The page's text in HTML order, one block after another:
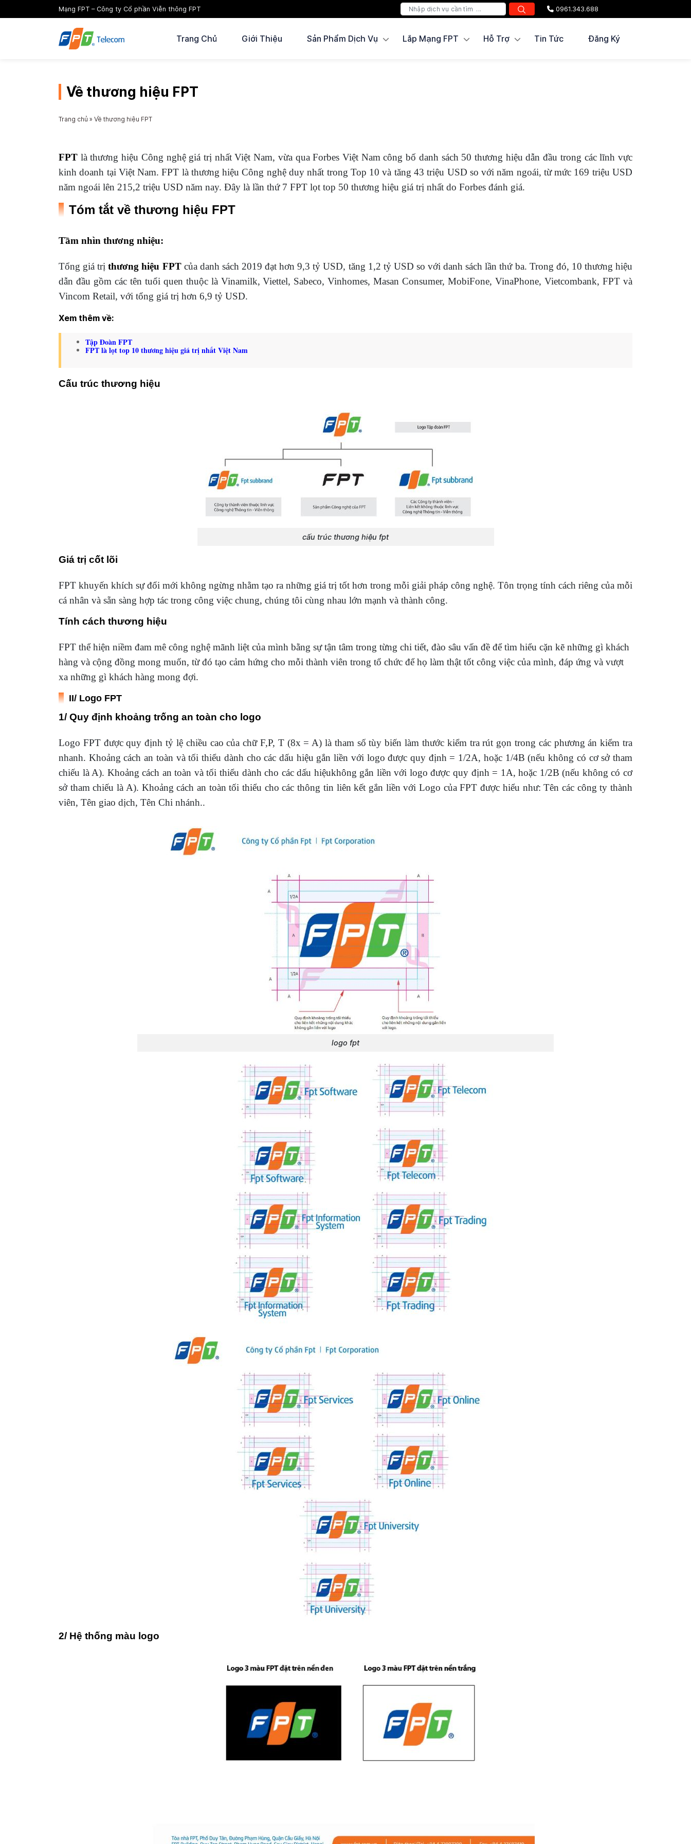
Mạng FPT – Công ty Cổ phần Viễn thông FPT 0961.343.688
Trang Chủ Giới Thiệu Sản Phẩm Dịch Vụ Lắp Mạng FPT Hỗ Trợ Tin Tức Đăng Ký
Về thương hiệu FPT
Trang chủ » Về thương hiệu FPT
FPT là thương hiệu Công nghệ giá trị nhất Việt Nam, vừa qua Forbes Việt Nam công bố danh sách 50 thương hiệu dẫn đầu trong các lĩnh vực
kinh doanh tại Việt Nam. FPT là thương hiệu Công nghệ duy nhất trong Top 10 và tăng 43 triệu USD so với năm ngoái, từ mức 169 triệu USD
năm ngoái lên 215,2 triệu USD năm nay. Đây là lần thứ 7 FPT lọt top 50 thương hiệu giá trị nhất do Forbes đánh giá.
Tóm tắt về thương hiệu FPT
Tầm nhìn thương nhiệu:
Tổng giá trịthương hiệu FPTcủa danh sách 2019 đạt hơn 9,3 tỷ USD, tăng 1,2 tỷ USD so với danh sách lần thứ ba. Trong đó, 10 thương hiệu
dẫn đầu gồm các tên tuổi quen thuộc là Vinamilk, Viettel, Sabeco, Vinhomes, Masan Consumer, MobiFone, VinaPhone, Vietcombank, FPT và
Vincom Retail, với tổng giá trị hơn 6,9 tỷ USD.
Xem thêm về:
Tập Đoàn FPT
FPT là lọt top 10 thương hiệu giá trị nhất Việt Nam
Cấu trúc thương hiệu
cấu trúc thương hiệu fpt
Giá trị cốt lõi
FPT khuyến khích sự đổi mới không ngừng nhằm tạo ra những giá trị tốt hơn trong mỗi giải pháp công nghệ. Tôn trọng tính cách riêng của mỗi
cá nhân và sẵn sàng hợp tác trong công việc chung, chúng tôi cùng nhau lớn mạnh và thành công.
Tính cách thương hiệu
FPT thể hiện niềm đam mê công nghệ mãnh liệt của mình bằng sự tận tâm trong từng chi tiết, đào sâu vấn đề để tìm hiểu cặn kẽ những gì khách
hàng và cộng đồng mong muốn, từ đó tạo cảm hứng cho mỗi thành viên trong tổ chức để họ làm thật tốt công việc của mình, đáp ứng và vượt
xa những gì khách hàng mong đợi.
II/ Logo FPT
1/ Quy định khoảng trống an toàn cho logo
Logo FPT được quy định tỷ lệ chiều cao của chữ F,P, T (8x = A) là tham số tùy biến làm thước kiểm tra rút gọn trong các phương án kiểm tra
nhanh. Khoảng cách an toàn và tối thiểu dành cho các dấu hiệu gắn liền với logo được quy định = 1/2A, hoặc 1/4B (nếu không có cơ sở tham
chiếu là A). Khoảng cách an toàn và tối thiểu dành cho các dấu hiệukhông gắn liền với logo được quy định = 1A, hoặc 1/2B (nếu không có cơ
sở tham chiếu là A). Khoảng cách an toàn tối thiểu cho các thông tin liên kết gắn liền với Logo của FPT được hiểu như: Tên các công ty thành
viên, Tên giao dịch, Tên Chi nhánh..
logo fpt
2/ Hệ thống màu logo